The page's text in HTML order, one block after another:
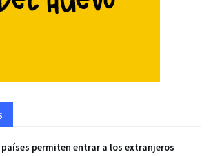
países permiten entrar a los extranjeros